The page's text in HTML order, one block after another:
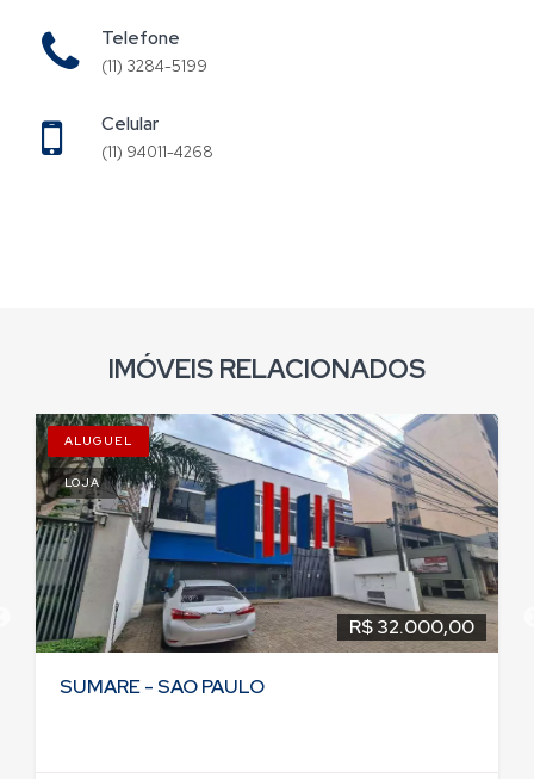
Telefone
(11) 3284-5199
Celular
(11) 94011-4268
IMÓVEIS RELACIONADOS
ALUGUEL
LOJA
R$ 32.000,00
SUMARE - SAO PAULO